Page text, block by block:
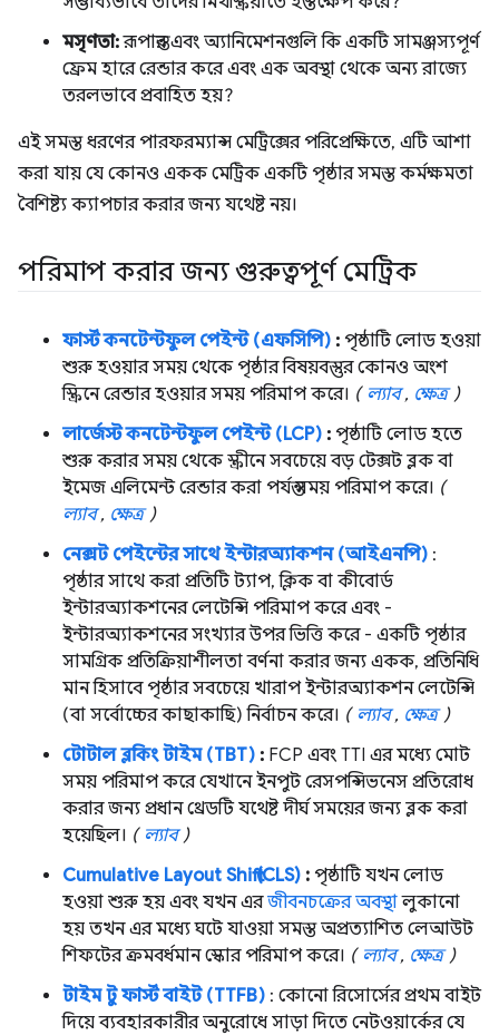
মসৃণতা:রূপান্তর এবং অ্যানিমেশনগুলি কি একটি সামঞ্জস্যপূর্ণ
ফ্রেম হারে রেন্ডার করে এবং এক অবস্থা থেকে অন্য রাজ্যে
তরলভাবে প্রবাহিত হয়?
এই সমস্ত ধরণের পারফরম্যান্স মেট্রিক্সের পরিপ্রেক্ষিতে, এটি আশা
করা যায় যে কোনও একক মেট্রিক একটি পৃষ্ঠার সমস্ত কর্মক্ষমতা
বৈশিষ্ট্য ক্যাপচার করার জন্য যথেষ্ট নয়।
পরিমাপ করার জন্য গুরুত্বপূর্ণ মেট্রিক
ফার্স্ট কনটেন্টফুল পেইন্ট (এফসিপি) : পৃষ্ঠাটি লোড হওয়া
শুরু হওয়ার সময় থেকে পৃষ্ঠার বিষয়বস্তুর কোনও অংশ
স্ক্রিনে রেন্ডার হওয়ার সময় পরিমাপ করে। ( ল্যাব, ক্ষেত্র)
লার্জেস্ট কনটেন্টফুল পেইন্ট (LCP) : পৃষ্ঠাটি লোড হতে
শুরু করার সময় থেকে স্ক্রীনে সবচেয়ে বড় টেক্সট ব্লক বা
ইমেজ এলিমেন্ট রেন্ডার করা পর্যন্ত সময় পরিমাপ করে। (
ল্যাব, ক্ষেত্র)
নেক্সট পেইন্টের সাথে ইন্টারঅ্যাকশন (আইএনপি) :
পৃষ্ঠার সাথে করা প্রতিটি ট্যাপ, ক্লিক বা কীবোর্ড
ইন্টারঅ্যাকশনের লেটেন্সি পরিমাপ করে এবং -
ইন্টারঅ্যাকশনের সংখ্যার উপর ভিত্তি করে - একটি পৃষ্ঠার
সামগ্রিক প্রতিক্রিয়াশীলতা বর্ণনা করার জন্য একক, প্রতিনিধি
মান হিসাবে পৃষ্ঠার সবচেয়ে খারাপ ইন্টারঅ্যাকশন লেটেন্সি
(বা সর্বোচ্চের কাছাকাছি) নির্বাচন করে। ( ল্যাব, ক্ষেত্র)
টোটাল ব্লকিং টাইম (TBT) : FCP এবং TTI এর মধ্যে মোট
সময় পরিমাপ করে যেখানে ইনপুট রেসপন্সিভনেস প্রতিরোধ
করার জন্য প্রধান থ্রেডটি যথেষ্ট দীর্ঘ সময়ের জন্য ব্লক করা
হয়েছিল। ( ল্যাব)
Cumulative Layout Shift (CLS) : পৃষ্ঠাটি যখন লোড
হওয়া শুরু হয় এবং যখন এরজীবনচক্রের অবস্থালুকানো
হয় তখন এর মধ্যে ঘটে যাওয়া সমস্ত অপ্রত্যাশিত লেআউট
শিফটের ক্রমবর্ধমান স্কোর পরিমাপ করে। ( ল্যাব, ক্ষেত্র)
টাইম টু ফার্স্ট বাইট (TTFB) : কোনো রিসোর্সের প্রথম বাইট
দিয়ে ব্যবহারকারীর অনুরোধে সাড়া দিতে নেটওয়ার্কের যে